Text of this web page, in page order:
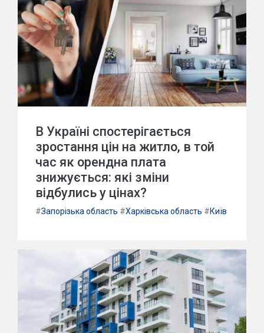
В Україні спостерігається
зростання цін на житло, в той
час як орендна плата
знижується: які зміни
відбулись у цінах?
#Запорізька область #Харківська область #Київ